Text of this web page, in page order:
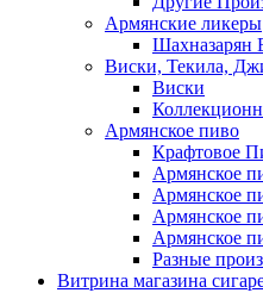
Армянские ликеры
Шахназарян
Виски, Текила,
Виски
Армянское пиво
Крафтовое
Армянское
Армянское
Армянское
Армянское
Разные
Витрина магазина